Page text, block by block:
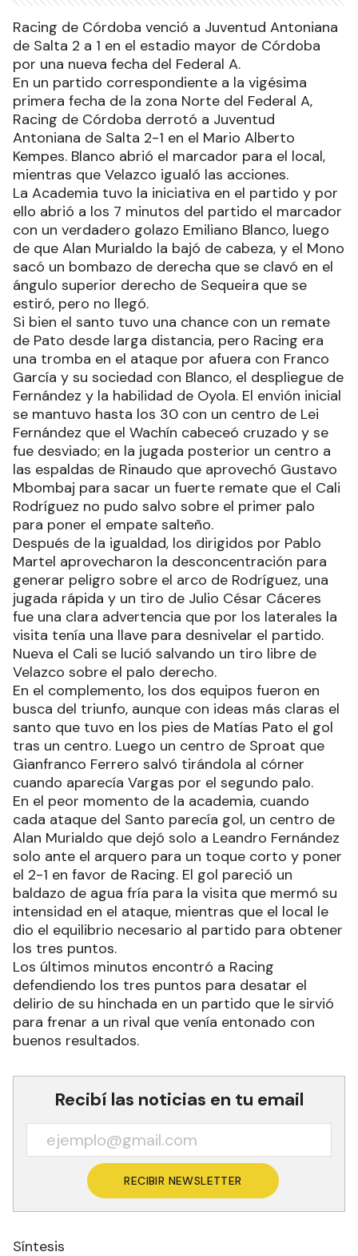
Racing de Córdoba venció a Juventud Antoniana
de Salta 2 a 1 en el estadio mayor de Córdoba
por una nueva fecha del Federal A.
En un partido correspondiente a la vigésima
primera fecha de la zona Norte del Federal A,
Racing de Córdoba derrotó a Juventud
Antoniana de Salta 2-1 en el Mario Alberto
Kempes. Blanco abrió el marcador para el local,
mientras que Velazco igualó las acciones.
La Academia tuvo la iniciativa en el partido y por
ello abrió a los 7 minutos del partido el marcador
con un verdadero golazo Emiliano Blanco, luego
de que Alan Murialdo la bajó de cabeza, y el Mono
sacó un bombazo de derecha que se clavó en el
ángulo superior derecho de Sequeira que se
estiró, pero no llegó.
Si bien el santo tuvo una chance con un remate
de Pato desde larga distancia, pero Racing era
una tromba en el ataque por afuera con Franco
García y su sociedad con Blanco, el despliegue de
Fernández y la habilidad de Oyola. El envión inicial
se mantuvo hasta los 30 con un centro de Lei
Fernández que el Wachín cabeceó cruzado y se
fue desviado; en la jugada posterior un centro a
las espaldas de Rinaudo que aprovechó Gustavo
Mbombaj para sacar un fuerte remate que el Cali
Rodríguez no pudo salvo sobre el primer palo
para poner el empate salteño.
Después de la igualdad, los dirigidos por Pablo
Martel aprovecharon la desconcentración para
generar peligro sobre el arco de Rodríguez, una
jugada rápida y un tiro de Julio César Cáceres
fue una clara advertencia que por los laterales la
visita tenía una llave para desnivelar el partido.
Nueva el Cali se lució salvando un tiro libre de
Velazco sobre el palo derecho.
En el complemento, los dos equipos fueron en
busca del triunfo, aunque con ideas más claras el
santo que tuvo en los pies de Matías Pato el gol
tras un centro. Luego un centro de Sproat que
Gianfranco Ferrero salvó tirándola al córner
cuando aparecía Vargas por el segundo palo.
En el peor momento de la academia, cuando
cada ataque del Santo parecía gol, un centro de
Alan Murialdo que dejó solo a Leandro Fernández
solo ante el arquero para un toque corto y poner
el 2-1 en favor de Racing. El gol pareció un
baldazo de agua fría para la visita que mermó su
intensidad en el ataque, mientras que el local le
dio el equilibrio necesario al partido para obtener
los tres puntos.
Los últimos minutos encontró a Racing
defendiendo los tres puntos para desatar el
delirio de su hinchada en un partido que le sirvió
para frenar a un rival que venía entonado con
buenos resultados.
Recibí las noticias en tu email
RECIBIR NEWSLETTER
Síntesis